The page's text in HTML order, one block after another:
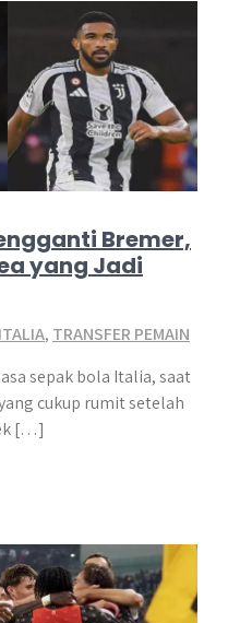
Bremer,
yang Jadi
, TRANSFER PEMAIN
sepak bola Italia, saat
cukup rumit setelah
[…]